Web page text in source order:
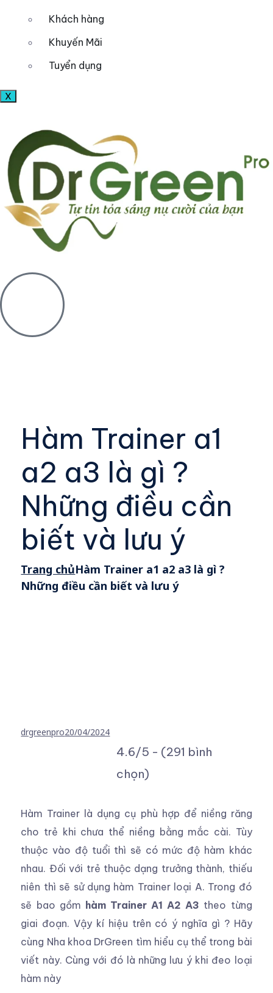
Khách hàng
Khuyến Mãi
Tuyển dụng
X
Hàm Trainer a1
a2 a3 là gì ?
Những điều cần
biết và lưu ý
Trang chủHàm Trainer a1 a2 a3 là gì ?
Những điều cần biết và lưu ý
drgreenpro20/04/2024
4.6/5 - (291 bình
chọn)
Hàm Trainer là dụng cụ phù hợp để niềng răng
cho trẻ khi chưa thể niềng bằng mắc cài. Tùy
thuộc vào độ tuổi thì sẽ có mức độ hàm khác
nhau. Đối với trẻ thuộc dạng trưởng thành, thiếu
niên thì sẽ sử dụng hàm Trainer loại A. Trong đó
sẽ bao gồm hàm Trainer A1 A2 A3 theo từng
giai đoạn. Vậy kí hiệu trên có ý nghĩa gì ? Hãy
cùng Nha khoa DrGreen tìm hiểu cụ thể trong bài
viết này. Cùng với đó là những lưu ý khi đeo loại
hàm này